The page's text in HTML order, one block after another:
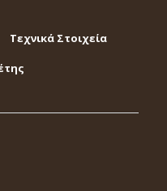
Τεχνικά Στοιχεία